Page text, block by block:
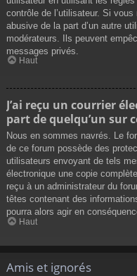
contrôle de l’utilisateur. Si
abusive de la part d’un autre
modérateurs. Ils peuvent
messages privés.
Haut
J’ai reçu un courrier
part de quelqu’un sur
Nous en sommes navrés. Le
de ce forum possède des
utilisateurs envoyant de tels
électronique une copie
reçu à un administrateur du
têtes contenant des
pourra alors agir en
Haut
Amis et ignorés